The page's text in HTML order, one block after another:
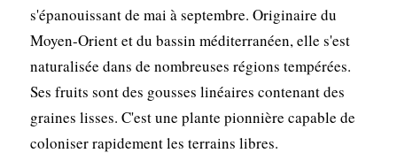
s'épanouissant de mai à septembre. Originaire du
Moyen-Orient et du bassin méditerranéen, elle s'est
naturalisée dans de nombreuses régions tempérées.
Ses fruits sont des gousses linéaires contenant des
graines lisses. C'est une plante pionnière capable de
coloniser rapidement les terrains libres.